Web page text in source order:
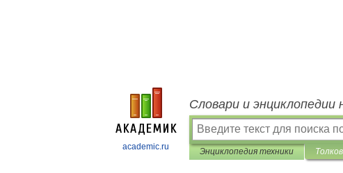
academic.ru
Словари и энциклопедии
Энциклопедия техники